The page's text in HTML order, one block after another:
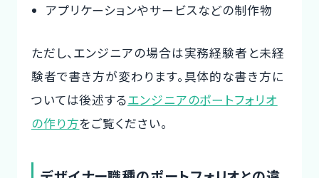
アプリケーションやサービスなどの制作物
ただし、エンジニアの場合は実務経験者と未経
験者で書き方が変わります。具体的な書き方に
ついては後述するエンジニアのポートフォリオ
の作り方をご覧ください。